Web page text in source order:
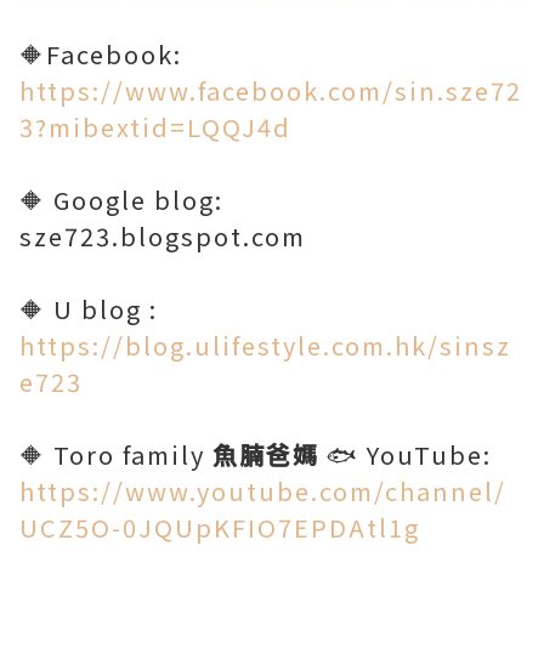
🔶Facebook:
https://www.facebook.com/sin.sze72
3?mibextid=LQQJ4d
🔶 Google blog:
sze723.blogspot.com
🔶 U blog :
https://blog.ulifestyle.com.hk/sinsz
e723
🔶 Toro family 魚腩爸媽 🐟 YouTube:
https://www.youtube.com/channel/
UCZ5O-0JQUpKFIO7EPDAtl1g